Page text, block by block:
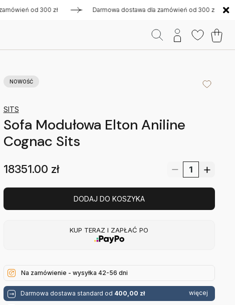
od 300 zł Darmowa dostawa dla zamówień od 300 zł
NOWOŚĆ
SITS
Sofa Modułowa Elton Aniline
Cognac Sits
18351.00 zł
DODAJ DO KOSZYKA
KUP TERAZ I ZAPŁAĆ PO
Na zamówienie - wysyłka 42-56 dni
Darmowa dostawa standard od 400,00 zł więcej